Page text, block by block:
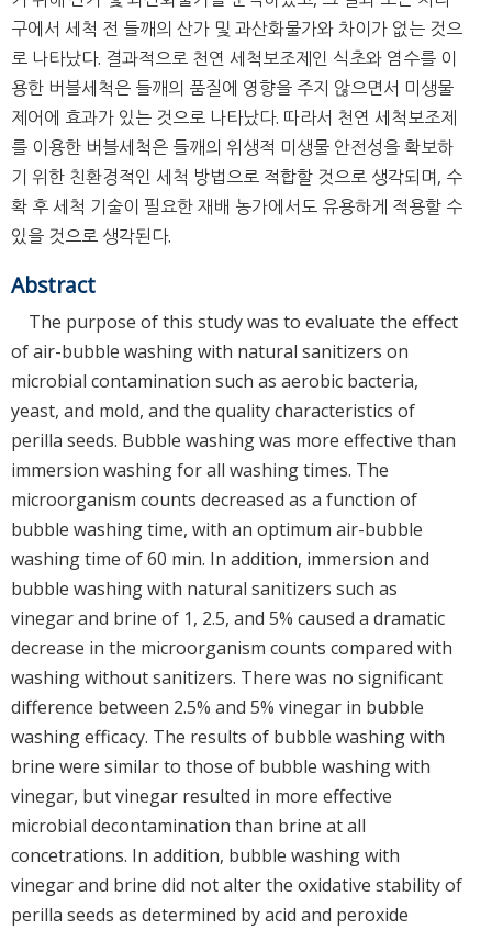
구에서 세척 전 들깨의 산가 및 과산화물가와 차이가 없는 것으
로 나타났다. 결과적으로 천연 세척보조제인 식초와 염수를 이
용한 버블세척은 들깨의 품질에 영향을 주지 않으면서 미생물
제어에 효과가 있는 것으로 나타났다. 따라서 천연 세척보조제
를 이용한 버블세척은 들깨의 위생적 미생물 안전성을 확보하
기 위한 친환경적인 세척 방법으로 적합할 것으로 생각되며, 수
확 후 세척 기술이 필요한 재배 농가에서도 유용하게 적용할 수
있을 것으로 생각된다.
Abstract
The purpose of this study was to evaluate the effect
of air-bubble washing with natural sanitizers on
microbial contamination such as aerobic bacteria,
yeast, and mold, and the quality characteristics of
perilla seeds. Bubble washing was more effective than
immersion washing for all washing times. The
microorganism counts decreased as a function of
bubble washing time, with an optimum air-bubble
washing time of 60 min. In addition, immersion and
bubble washing with natural sanitizers such as
vinegar and brine of 1, 2.5, and 5% caused a dramatic
decrease in the microorganism counts compared with
washing without sanitizers. There was no significant
difference between 2.5% and 5% vinegar in bubble
washing efficacy. The results of bubble washing with
brine were similar to those of bubble washing with
vinegar, but vinegar resulted in more effective
microbial decontamination than brine at all
concetrations. In addition, bubble washing with
vinegar and brine did not alter the oxidative stability of
perilla seeds as determined by acid and peroxide